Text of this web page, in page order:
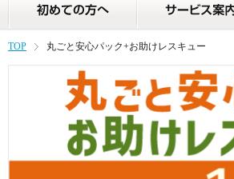
TOP 丸ごと安心パック+お助けレスキュー